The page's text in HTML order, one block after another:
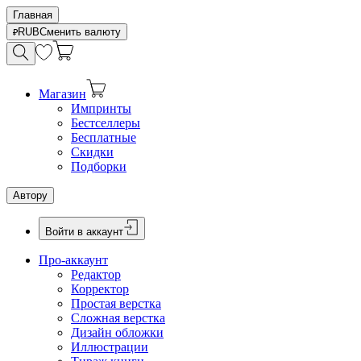
Главная
RUBСменить валюту
Магазин
Импринты
Бестселлеры
Бесплатные
Скидки
Подборки
Автору
Войти в аккаунт
Про-аккаунт
Редактор
Корректор
Простая верстка
Сложная верстка
Дизайн обложки
Иллюстрации